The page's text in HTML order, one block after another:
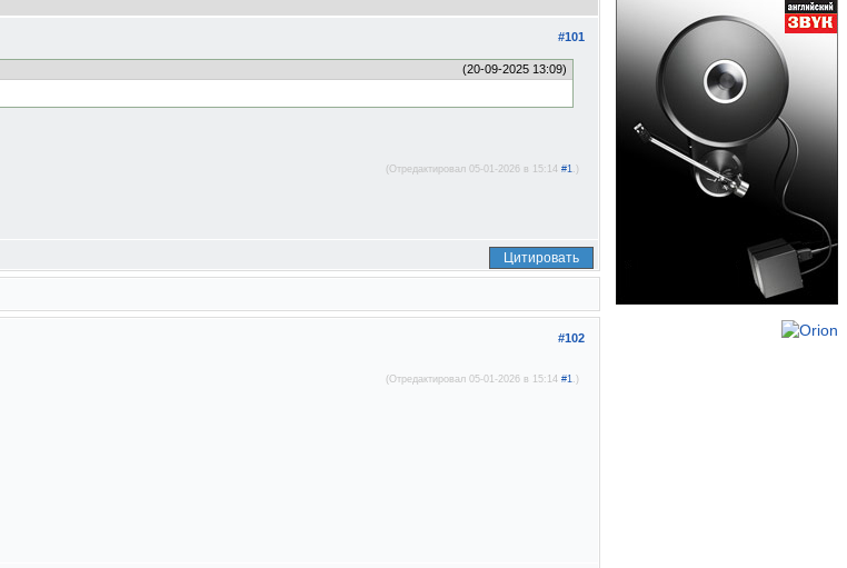
#101
(20-09-2025 13:09)
(Отредактировал 05-01-2026 в 15:14 #1.)
Цитировать
#102
(Отредактировал 05-01-2026 в 15:14 #1.)